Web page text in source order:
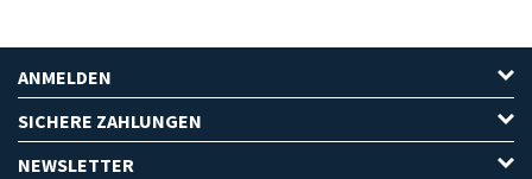
ANMELDEN
SICHERE ZAHLUNGEN
NEWSLETTER